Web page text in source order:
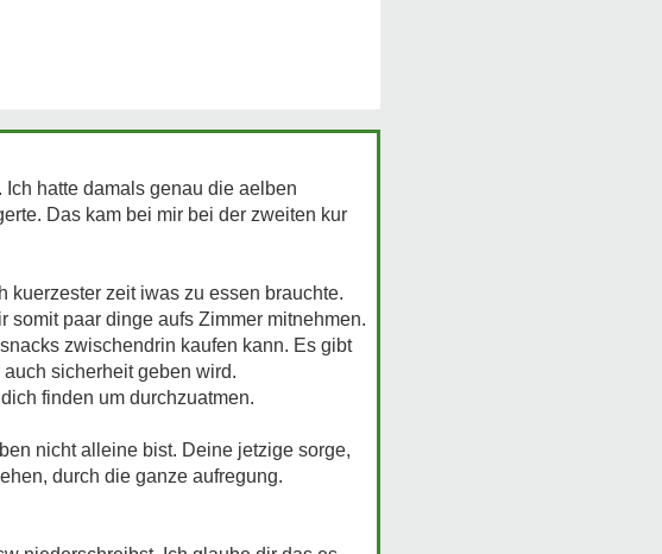
hatte damals genau die aelben
Das kam bei mir bei der zweiten kur
kuerzester zeit iwas zu essen brauchte.
paar dinge aufs Zimmer mitnehmen.
zwischendrin kaufen kann. Es gibt
sicherheit geben wird.
finden um durchzuatmen.
nicht alleine bist. Deine jetzige sorge,
durch die ganze aufregung.